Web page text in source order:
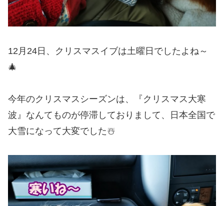
12月24日、クリスマスイブは土曜日でしたよね～
🎄
今年のクリスマスシーズンは、『クリスマス大寒
波』なんてものが停滞しておりまして、日本全国で
大雪になって大変でした☃️